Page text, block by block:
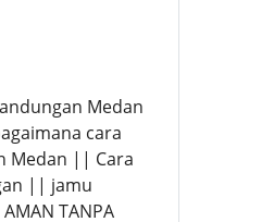
Medan
cara
Medan || Cara
|| jamu
TANPA